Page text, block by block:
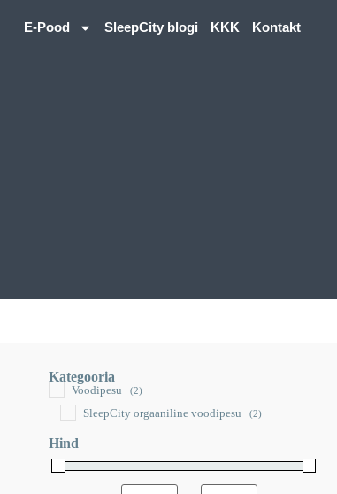
E-Pood SleepCity blogi KKK Kontakt
Kategooria
Voodipesu (2)
SleepCity orgaaniline voodipesu (2)
Hind